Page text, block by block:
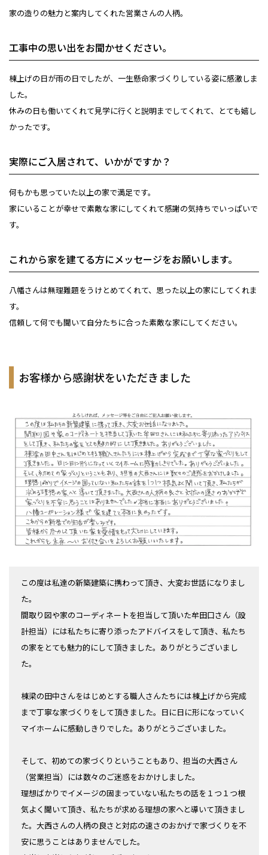
家の造りの魅力と案内してくれた営業さんの人柄。
工事中の思い出をお聞かせください。
棟上げの日が雨の日でしたが、一生懸命家づくりしている姿に感激しま
した。
休みの日も働いてくれて見学に行くと説明までしてくれて、とても嬉し
かったです。
実際にご入居されて、いかがですか？
何もかも思っていた以上の家で満足です。
家にいることが幸せで素敵な家にしてくれて感謝の気持ちでいっぱいで
す。
これから家を建てる方にメッセージをお願いします。
八幡さんは無理難題をうけとめてくれて、思った以上の家にしてくれま
す。
信頼して何でも聞いて自分たちに合った素敵な家にしてください。
お客様から感謝状をいただきました
この度は私達の新築建築に携わって頂き、大変お世話になりまし
た。
間取り図や家のコーディネートを担当して頂いた牟田口さん（設
計担当）には私たちに寄り添ったアドバイスをして頂き、私たち
の家をとても魅力的にして頂きました。ありがとうございまし
た。
棟梁の田中さんをはじめとする職人さんたちには棟上げから完成
まで丁寧な家づくりをして頂きました。日に日に形になっていく
マイホームに感動しきりでした。ありがとうございました。
そして、初めての家づくりということもあり、担当の大西さん
（営業担当）には数々のご迷惑をおかけしました。
理想ばかりでイメージの固まっていない私たちの話を１つ１つ根
気よく聞いて頂き、私たちが求める理想の家へと導いて頂きまし
た。大西さんの人柄の良さと対応の速さのおかげで家づくりを不
安に思うことはありませんでした。